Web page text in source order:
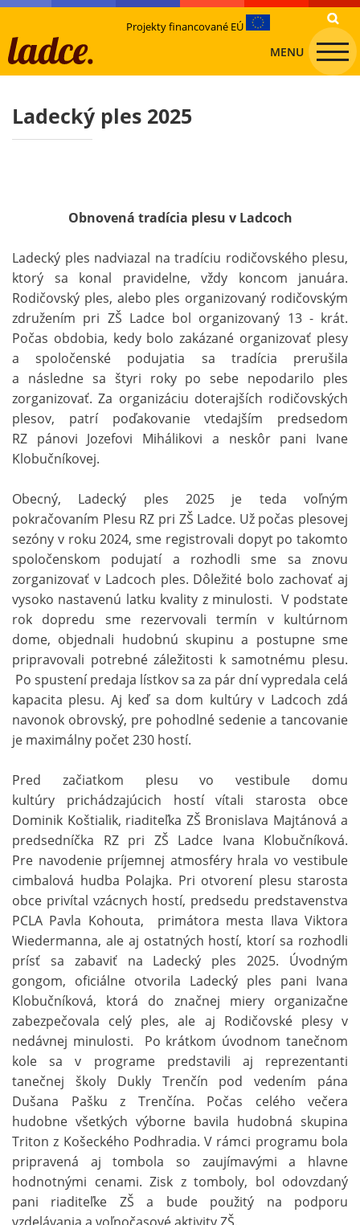
Projekty financované EÚ
MENU
Ladecký ples 2025
Obnovená tradícia plesu v Ladcoch
Ladecký ples nadviazal na tradíciu rodičovského plesu,
ktorý sa konal pravidelne, vždy koncom januára.
Rodičovský ples, alebo ples organizovaný rodičovským
združením pri ZŠ Ladce bol organizovaný 13 - krát.
Počas obdobia, kedy bolo zakázané organizovať plesy
a spoločenské podujatia sa tradícia prerušila
a následne sa štyri roky po sebe nepodarilo ples
zorganizovať. Za organizáciu doterajších rodičovských
plesov, patrí poďakovanie vtedajším predsedom
RZ pánovi Jozefovi Mihálikovi a neskôr pani Ivane
Klobučníkovej.
Obecný, Ladecký ples 2025 je teda voľným
pokračovaním Plesu RZ pri ZŠ Ladce. Už počas plesovej
sezóny v roku 2024, sme registrovali dopyt po takomto
spoločenskom podujatí a rozhodli sme sa znovu
zorganizovať v Ladcoch ples. Dôležité bolo zachovať aj
vysoko nastavenú latku kvality z minulosti. V podstate
rok dopredu sme rezervovali termín v kultúrnom
dome, objednali hudobnú skupinu a postupne sme
pripravovali potrebné záležitosti k samotnému plesu.
Po spustení predaja lístkov sa za pár dní vypredala celá
kapacita plesu. Aj keď sa dom kultúry v Ladcoch zdá
navonok obrovský, pre pohodlné sedenie a tancovanie
je maximálny počet 230 hostí.
Pred začiatkom plesu vo vestibule domu
kultúry prichádzajúcich hostí vítali starosta obce
Dominik Koštialik, riaditeľka ZŠ Bronislava Majtánová a
predsedníčka RZ pri ZŠ Ladce Ivana Klobučníková.
Pre navodenie príjemnej atmosféry hrala vo vestibule
cimbalová hudba Polajka. Pri otvorení plesu starosta
obce privítal vzácnych hostí, predsedu predstavenstva
PCLA Pavla Kohouta, primátora mesta Ilava Viktora
Wiedermanna, ale aj ostatných hostí, ktorí sa rozhodli
prísť sa zabaviť na Ladecký ples 2025. Úvodným
gongom, oficiálne otvorila Ladecký ples pani Ivana
Klobučníková, ktorá do značnej miery organizačne
zabezpečovala celý ples, ale aj Rodičovské plesy v
nedávnej minulosti. Po krátkom úvodnom tanečnom
kole sa v programe predstavili aj reprezentanti
tanečnej školy Dukly Trenčín pod vedením pána
Dušana Pašku z Trenčína. Počas celého večera
hudobne všetkých výborne bavila hudobná skupina
Triton z Košeckého Podhradia. V rámci programu bola
pripravená aj tombola so zaujímavými a hlavne
hodnotnými cenami. Zisk z tomboly, bol odovzdaný
pani riaditeľke ZŠ a bude použitý na podporu